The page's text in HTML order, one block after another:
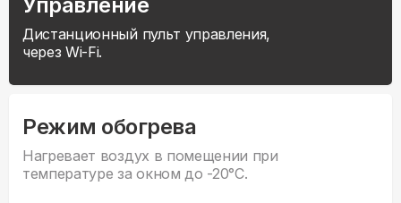
Управление
Дистанционный пульт управления,
через Wi-Fi.
Режим обогрева
Нагревает воздух в помещении при
температуре за окном до -20°С.